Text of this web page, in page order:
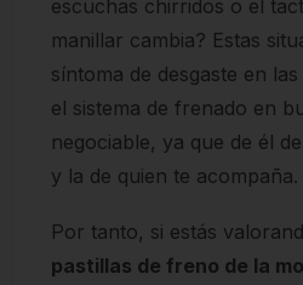
escuchas chirridos o el
manillar cambia? Estas
síntoma de desgaste en
el sistema de frenado en
negociable, ya que de él
y la de quien te acompaña.
Por tanto, si estás
pastillas de freno de la